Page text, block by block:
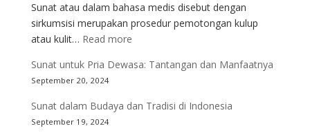
Sunat atau dalam bahasa medis disebut dengan
sirkumsisi merupakan prosedur pemotongan kulup
atau kulit… Read more:
Lengkap
Orang
Sunat untuk Pria Dewasa: Tantangan dan Manfaatnya
September 20, 2024
Sunat dalam Budaya dan Tradisi di Indonesia
September 19, 2024